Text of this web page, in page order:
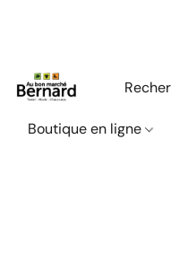
Boutique en ligne